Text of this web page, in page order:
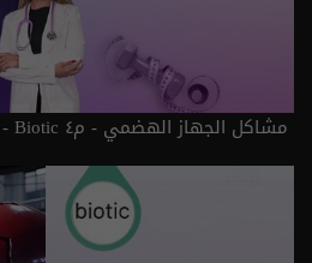
مشاكل الجهاز الهضمي - م٤ Biotic - الحلقة ٣١ | الموسم 4